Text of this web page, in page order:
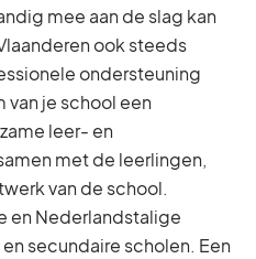
mee aan de slag kan
ook steeds
ondersteuning
van je school een
leer- en
met de leerlingen,
van de school.
en Nederlandstalige
secundaire scholen. Een